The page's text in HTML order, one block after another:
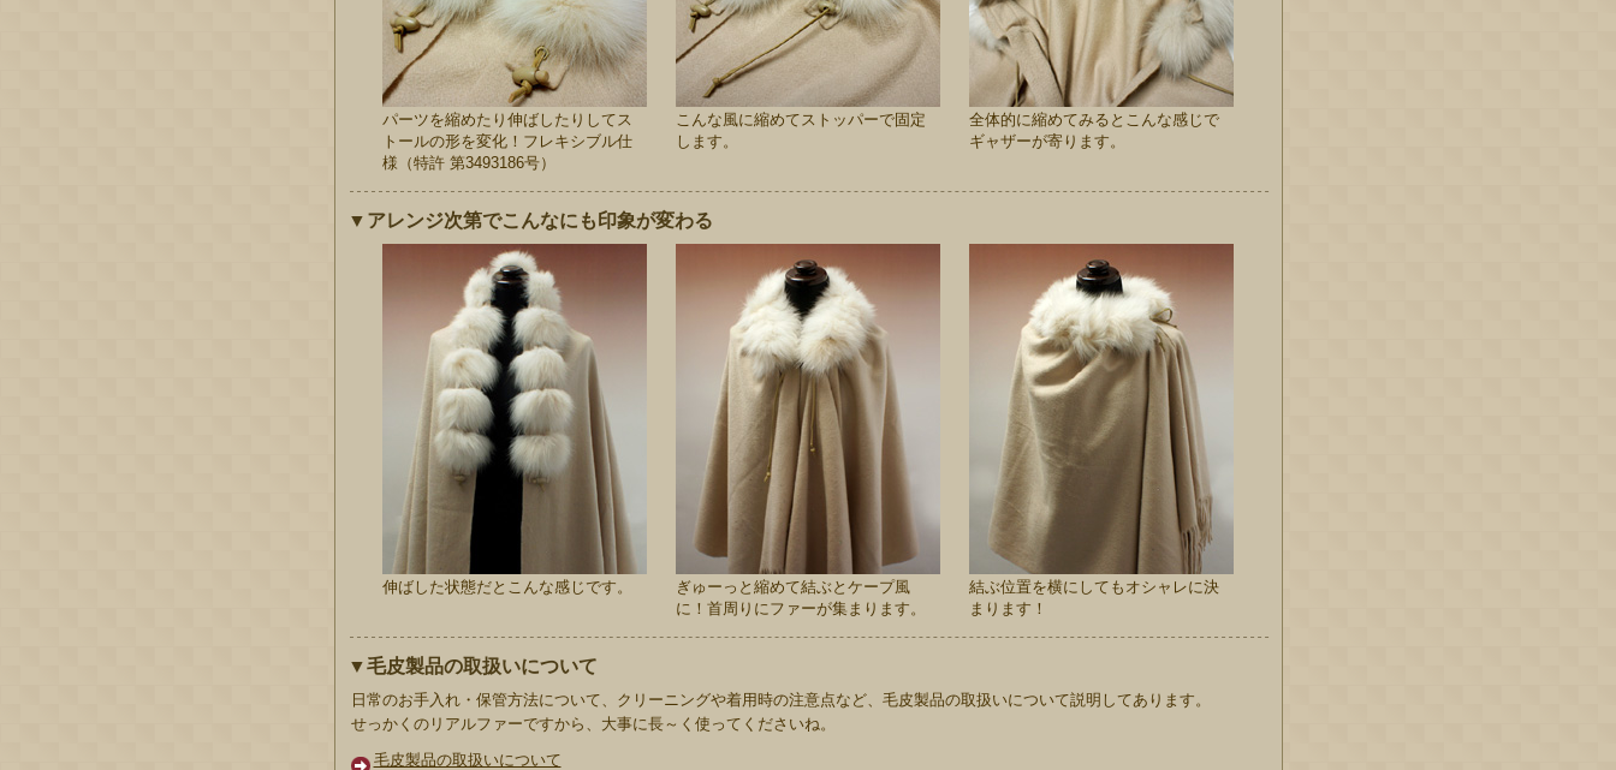
パーツを縮めたり伸ばしたりしてス
トールの形を変化！フレキシブル仕
様（特許 第3493186号）
こんな風に縮めてストッパーで固定
します。
全体的に縮めてみるとこんな感じで
ギャザーが寄ります。
▼アレンジ次第でこんなにも印象が変わる
伸ばした状態だとこんな感じです。
ぎゅーっと縮めて結ぶとケープ風
に！首周りにファーが集まります。
結ぶ位置を横にしてもオシャレに決
まります！
▼毛皮製品の取扱いについて
日常のお手入れ・保管方法について、クリーニングや着用時の注意点など、毛皮製品の取扱いについて説明してあります。
せっかくのリアルファーですから、大事に長～く使ってくださいね。
毛皮製品の取扱いについて